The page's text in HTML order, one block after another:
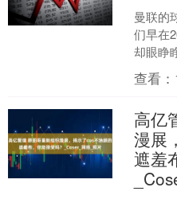
曼联的
们早在
却眼睁
万欧元
的数据
查看：
高亿
漫展
遮羞